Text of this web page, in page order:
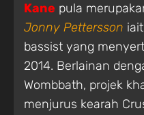
Kane pula
Jonny Pettersson
bassist yang
2014. Berlainan
Wombbath, projek
menjurus kearah